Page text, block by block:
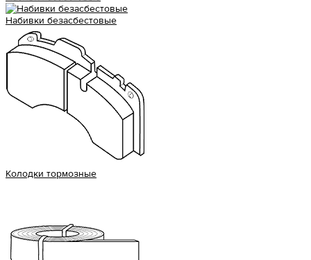
Набивки безасбестовые
Колодки тормозные